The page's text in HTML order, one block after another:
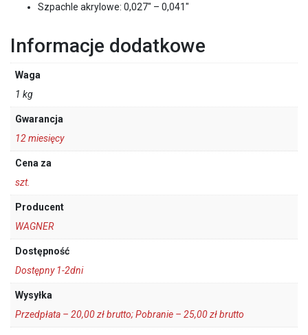
Szpachle akrylowe: 0,027″ – 0,041″
Informacje dodatkowe
Waga
1 kg
Gwarancja
12 miesięcy
Cena za
szt.
Producent
WAGNER
Dostępność
Dostępny 1-2dni
Wysyłka
Przedpłata – 20,00 zł brutto; Pobranie – 25,00 zł brutto